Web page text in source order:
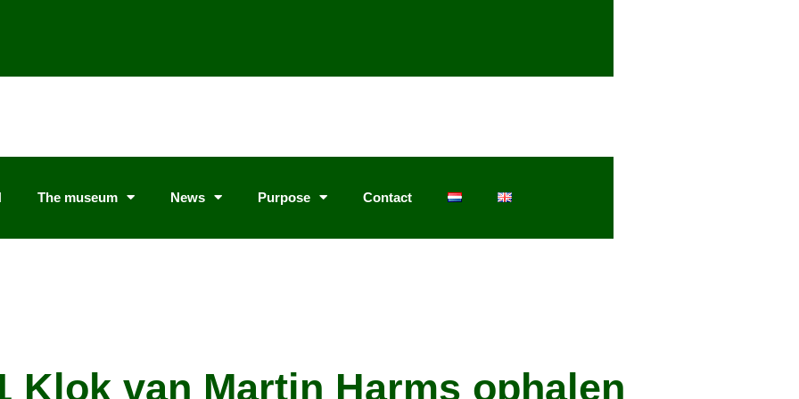
The museum News Purpose Contact
Klok van Martin Harms ophalen